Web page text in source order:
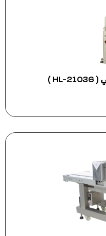
قطاعة عجين كهربائية داينستي ( HL-21036 )